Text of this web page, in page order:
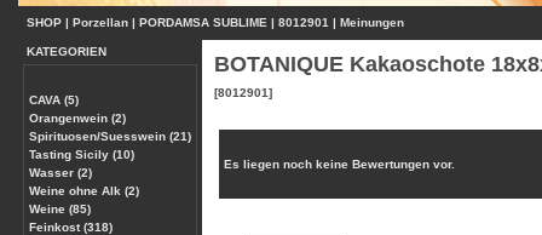
SHOP | Porzellan | PORDAMSA SUBLIME | 8012901 | Meinungen
KATEGORIEN
CAVA (5)
Orangenwein (2)
Spirituosen/Suesswein (21)
Tasting Sicily (10)
Wasser (2)
Weine ohne Alk (2)
Weine (85)
Feinkost (318)
BOTANIQUE Kakaoschote
[8012901]
Es liegen noch keine Bewertungen vor.